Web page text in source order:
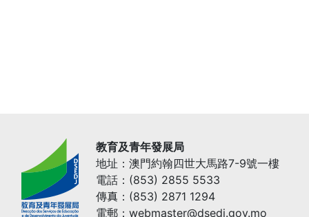
教育及青年發展局
地址：澳門約翰四世大馬路7-9號一樓
電話：(853) 2855 5533
傳真：(853) 2871 1294
電郵：webmaster@dsedj.gov.mo